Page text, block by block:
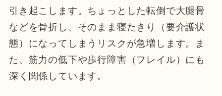
引き起こします。ちょっとした転倒で大腿骨
などを骨折し、そのまま寝たきり（要介護状
態）になってしまうリスクが急増します。ま
た、筋力の低下や歩行障害（フレイル）にも
深く関係しています。